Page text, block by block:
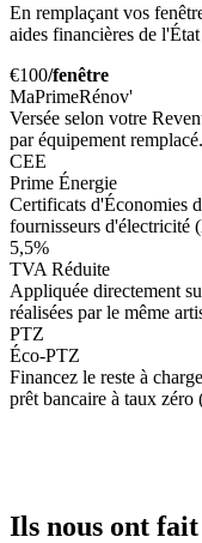
En remplaçant vos
aides financières de
€100/fenêtre
MaPrimeRénov'
Versée selon votre
par équipement remplacé.
CEE
Prime Énergie
Certificats d'Économies
fournisseurs d'électricité
5,5%
TVA Réduite
Appliquée directement
réalisées par le même
PTZ
Éco-PTZ
Financez le reste à
prêt bancaire à taux zéro
Ils nous ont